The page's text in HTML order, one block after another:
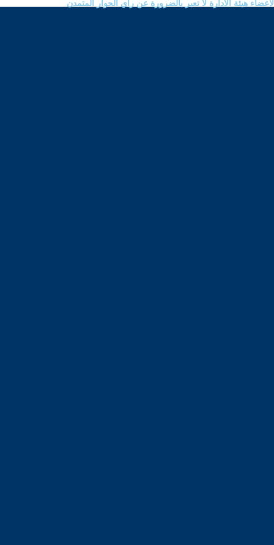
هيئة الادارة لا تعبر بالضرورة عن رأي الحوار المتمدن